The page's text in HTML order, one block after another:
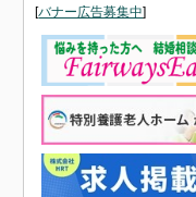
[バナー広告募集中]